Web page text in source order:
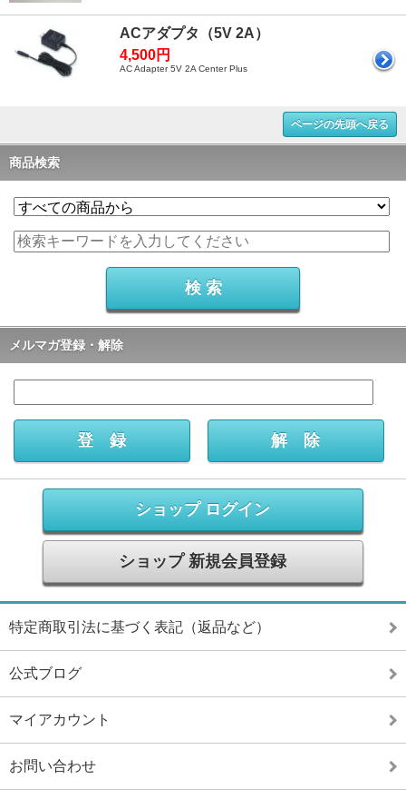
ACアダプタ（5V 2A）
4,500円
AC Adapter 5V 2A Center Plus
ページの先頭へ戻る
商品検索
メルマガ登録・解除
ショップ ログイン
ショップ 新規会員登録
特定商取引法に基づく表記（返品など）
公式ブログ
マイアカウント
お問い合わせ